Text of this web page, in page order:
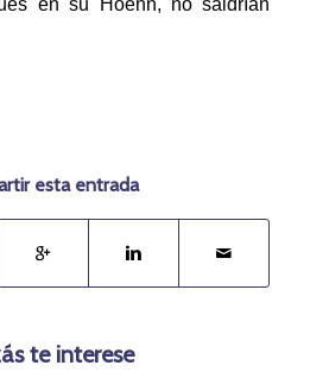
esta entrada
te interese